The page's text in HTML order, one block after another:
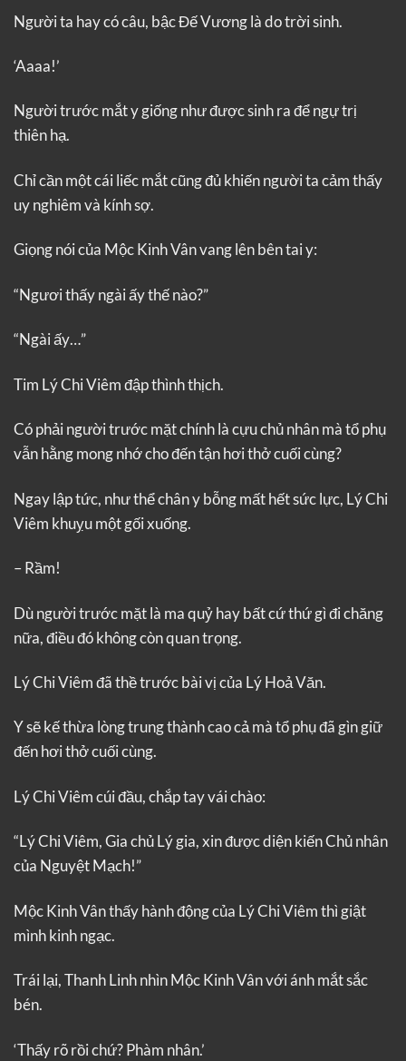
Người ta hay có câu, bậc Đế Vương là do trời sinh.
‘Aaaa!’
Người trước mắt y giống như được sinh ra để ngự trị
thiên hạ.
Chỉ cần một cái liếc mắt cũng đủ khiến người ta cảm thấy
uy nghiêm và kính sợ.
Giọng nói của Mộc Kinh Vân vang lên bên tai y:
“Ngươi thấy ngài ấy thế nào?”
“Ngài ấy…”
Tim Lý Chi Viêm đập thình thịch.
Có phải người trước mặt chính là cựu chủ nhân mà tổ phụ
vẫn hằng mong nhớ cho đến tận hơi thở cuối cùng?
Ngay lập tức, như thể chân y bỗng mất hết sức lực, Lý Chi
Viêm khuỵu một gối xuống.
– Rầm!
Dù người trước mặt là ma quỷ hay bất cứ thứ gì đi chăng
nữa, điều đó không còn quan trọng.
Lý Chi Viêm đã thề trước bài vị của Lý Hoả Văn.
Y sẽ kế thừa lòng trung thành cao cả mà tổ phụ đã gìn giữ
đến hơi thở cuối cùng.
Lý Chi Viêm cúi đầu, chắp tay vái chào:
“Lý Chi Viêm, Gia chủ Lý gia, xin được diện kiến Chủ nhân
của Nguyệt Mạch!”
Mộc Kinh Vân thấy hành động của Lý Chi Viêm thì giật
mình kinh ngạc.
Trái lại, Thanh Linh nhìn Mộc Kinh Vân với ánh mắt sắc
bén.
‘Thấy rõ rồi chứ? Phàm nhân.’